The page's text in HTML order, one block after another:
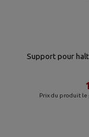
Support pour
Prix du produit le